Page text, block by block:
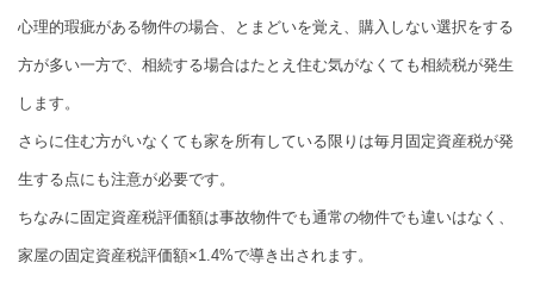
心理的瑕疵がある物件の場合、とまどいを覚え、購入しない選択をする
方が多い一方で、相続する場合はたとえ住む気がなくても相続税が発生
します。
さらに住む方がいなくても家を所有している限りは毎月固定資産税が発
生する点にも注意が必要です。
ちなみに固定資産税評価額は事故物件でも通常の物件でも違いはなく、
家屋の固定資産税評価額×1.4%で導き出されます。